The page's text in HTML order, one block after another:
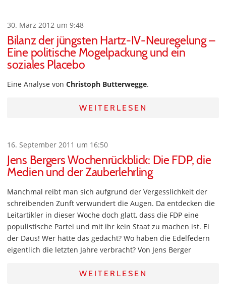
30. März 2012 um 9:48
Bilanz der jüngsten Hartz-IV-Neuregelung –
Eine politische Mogelpackung und ein
soziales Placebo
Eine Analyse von Christoph Butterwegge.
WEITERLESEN
16. September 2011 um 16:50
Jens Bergers Wochenrückblick: Die FDP, die
Medien und der Zauberlehrling
Manchmal reibt man sich aufgrund der Vergesslichkeit der
schreibenden Zunft verwundert die Augen. Da entdecken die
Leitartikler in dieser Woche doch glatt, dass die FDP eine
populistische Partei und mit ihr kein Staat zu machen ist. Ei
der Daus! Wer hätte das gedacht? Wo haben die Edelfedern
eigentlich die letzten Jahre verbracht? Von Jens Berger
WEITERLESEN